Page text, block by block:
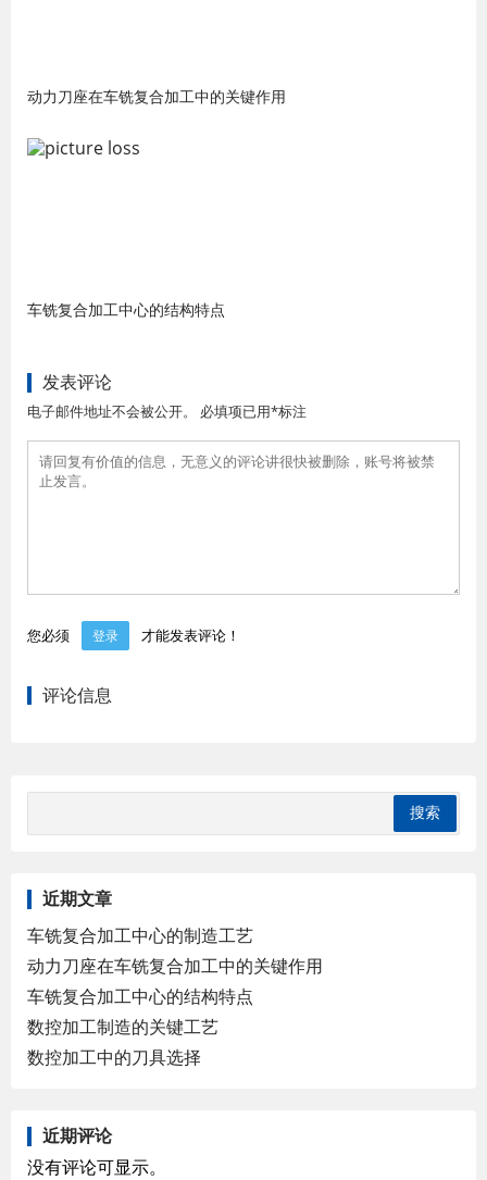
动力刀座在车铣复合加工中的关键作用
车铣复合加工中心的结构特点
发表评论
电子邮件地址不会被公开。 必填项已用*标注
您必须 登录 才能发表评论！
评论信息
近期文章
车铣复合加工中心的制造工艺
动力刀座在车铣复合加工中的关键作用
车铣复合加工中心的结构特点
数控加工制造的关键工艺
数控加工中的刀具选择
近期评论
没有评论可显示。